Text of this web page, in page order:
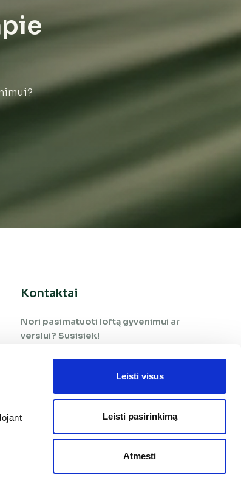
Leisti visus
Leisti pasirinkimą
Atmesti
Kontaktai
Nori pasimatuoti loftą gyvenimui ar
verslui? Susisiek!
+370 65 966 505
+370 660 09 978